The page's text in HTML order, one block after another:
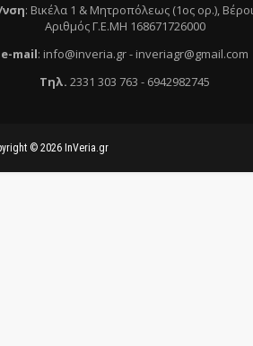
: Βικέλα 1 & Μητροπόλεως (1ος ορ.),
Αριθμός Γ.Ε.ΜΗ 168671726000
e-mail: info@inveria.gr- inveriagr@gmail.com
Τηλ. 2331 303 763 - 6942982745
© 2026 InVeria.gr